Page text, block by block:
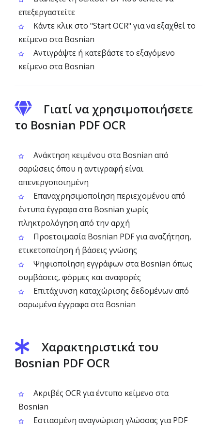
επεξεργαστείτε
Κάντε κλικ στο "Start OCR" για να εξαχθεί το
κείμενο στα Bosnian
Αντιγράψτε ή κατεβάστε το εξαγόμενο
κείμενο στα Bosnian
Γιατί να χρησιμοποιήσετε
το Bosnian PDF OCR
Ανάκτηση κειμένου στα Bosnian από
σαρώσεις όπου η αντιγραφή είναι
απενεργοποιημένη
Επαναχρησιμοποίηση περιεχομένου από
έντυπα έγγραφα στα Bosnian χωρίς
πληκτρολόγηση από την αρχή
Προετοιμασία Bosnian PDF για αναζήτηση,
ετικετοποίηση ή βάσεις γνώσης
Ψηφιοποίηση εγγράφων στα Bosnian όπως
συμβάσεις, φόρμες και αναφορές
Επιτάχυνση καταχώρισης δεδομένων από
σαρωμένα έγγραφα στα Bosnian
Χαρακτηριστικά του
Bosnian PDF OCR
Ακριβές OCR για έντυπο κείμενο στα
Bosnian
Εστιασμένη αναγνώριση γλώσσας για PDF